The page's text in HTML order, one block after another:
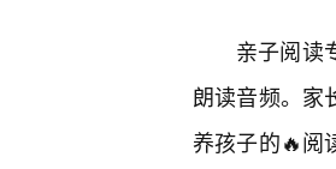
亲子阅读
朗读音频。家
养孩子的🔥阅